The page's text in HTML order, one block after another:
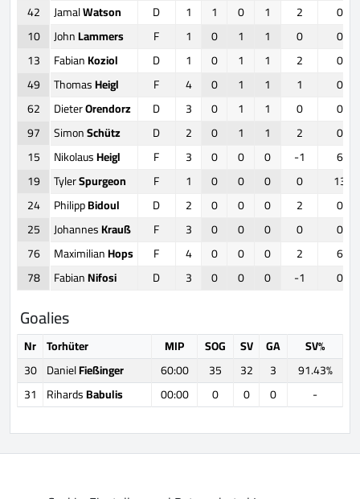
42
JamalWatson D 1 1 0 1 2
0
10
JohnLammers F 1 0 1 1 0
0
13
FabianKoziol D 1 0 1 1 2
0
49
ThomasHeigl F 4 0 1 1 1
0
62
DieterOrendorz D 3 0 1 1 0
0
97
SimonSchütz D 2 0 1 1 2
0
15
NikolausHeigl F 3 0 0 0 -1
6
19
TylerSpurgeon F 1 0 0 0 0
13
24
PhilippBidoul D 2 0 0 0 2
0
25
JohannesKrauß F 3 0 0 0 0
0
76
MaximilianHops F 4 0 0 0 2
6
78
FabianNifosi D 3 0 0 0 -1 0
Goalies
Nr Torhüter MIP SOG SV GA
SV%
30 DanielFießinger 60:00 35 32 3
91.43%
31 RihardsBabulis 00:00 0 0 0 -